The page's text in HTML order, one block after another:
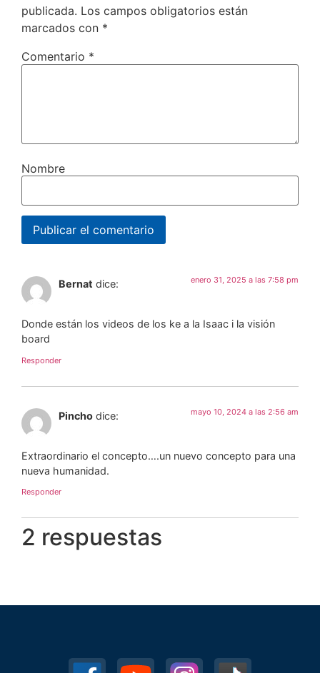
2 respuestas
Bernat dice: enero 31, 2025 a las 7:58 pm
Donde están los videos de los ke a la Isaac i la visión
board
Responder
Pincho dice: mayo 10, 2024 a las 2:56 am
Extraordinario el concepto….un nuevo concepto para una
nueva humanidad.
Responder
publicada. Los campos obligatorios están
marcados con *
Comentario *
Nombre